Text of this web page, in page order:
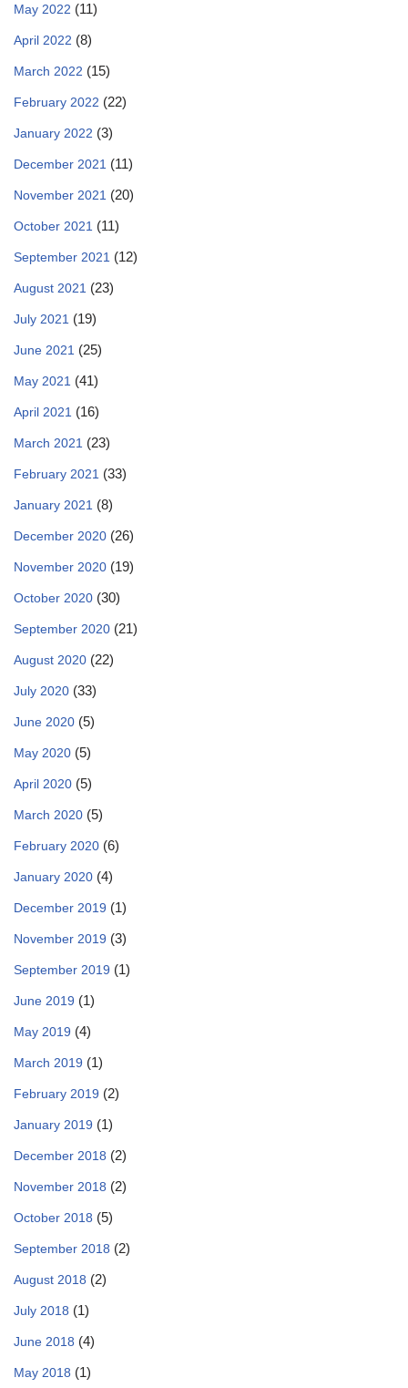
May 2022 (11)
April 2022 (8)
March 2022 (15)
February 2022 (22)
January 2022 (3)
December 2021 (11)
November 2021 (20)
October 2021 (11)
September 2021 (12)
August 2021 (23)
July 2021 (19)
June 2021 (25)
May 2021 (41)
April 2021 (16)
March 2021 (23)
February 2021 (33)
January 2021 (8)
December 2020 (26)
November 2020 (19)
October 2020 (30)
September 2020 (21)
August 2020 (22)
July 2020 (33)
June 2020 (5)
May 2020 (5)
April 2020 (5)
March 2020 (5)
February 2020 (6)
January 2020 (4)
December 2019 (1)
November 2019 (3)
September 2019 (1)
June 2019 (1)
May 2019 (4)
March 2019 (1)
February 2019 (2)
January 2019 (1)
December 2018 (2)
November 2018 (2)
October 2018 (5)
September 2018 (2)
August 2018 (2)
July 2018 (1)
June 2018 (4)
May 2018 (1)